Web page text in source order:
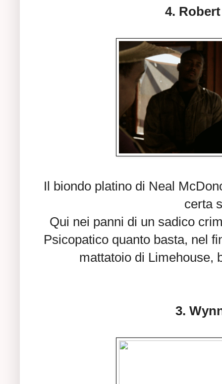
4.
Il biondo platino di Neal
certa
Qui nei panni di un sadico
Psicopatico quanto basta, nel
mattatoio di Limehouse,
3.